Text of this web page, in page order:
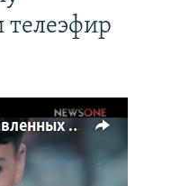
телеэфир
Страна самых высокопоставленных телеведущих. Почему политики захватили телеэфир Украины